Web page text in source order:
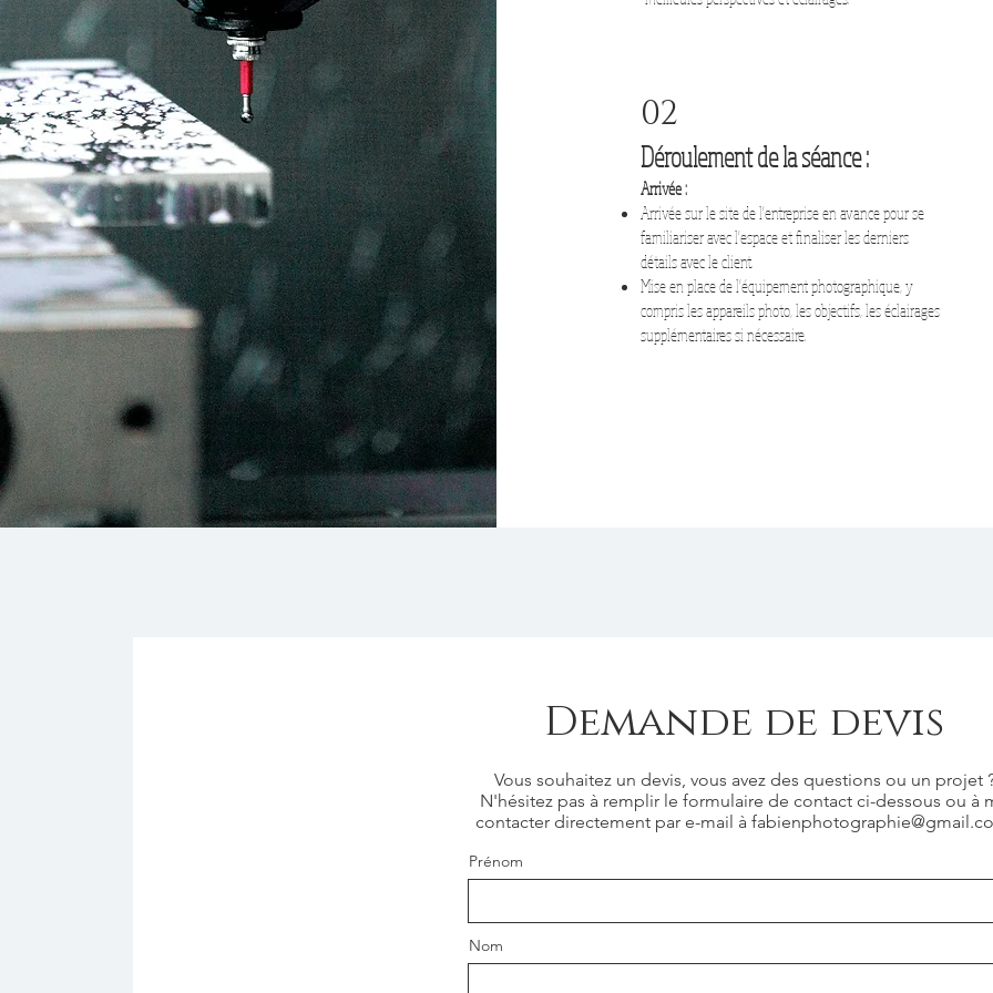
02
Déroulement de la séance :
Arrivée :​​
​Arrivée sur le site de l'entreprise en avance pour se
familiariser avec l'espace et finaliser les derniers
détails avec le client.
Mise en place de l'équipement photographique, y
compris les appareils photo, les objectifs, les éclairages
supplémentaires si nécessaire.
Demande de devis
Vous souhaitez un devis, vous avez des questions ou un projet
N'hésitez pas à remplir le formulaire de contact ci-dessous ou à
contacter directement par e-mail à
Prénom
Nom